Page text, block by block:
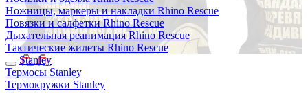
Ножницы, маркеры и накладки Rhino Rescue
Повязки и салфетки Rhino Rescue
Дыхательная реанимация Rhino Rescue
Тактические жилеты Rhino Rescue
Stanley
Термосы Stanley
Термокружки Stanley